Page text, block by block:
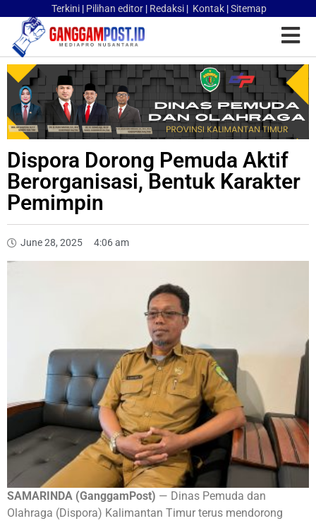
Terkini | Pilihan editor | Redaksi | Kontak |Sitemap
Dispora Dorong Pemuda Aktif
Berorganisasi, Bentuk Karakter
Pemimpin
June 28, 2025 4:06 am
SAMARINDA (GanggamPost) — Dinas Pemuda dan
Olahraga (Dispora) Kalimantan Timur terus mendorong